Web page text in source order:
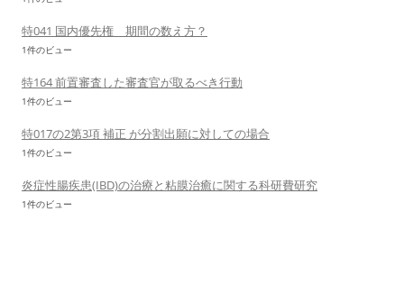
特041 国内優先権 期間の数え方？
1件のビュー
特164 前置審査した審査官が取るべき行動
1件のビュー
特017の2第3項 補正 が分割出願に対しての場合
1件のビュー
炎症性腸疾患(IBD)の治療と粘膜治癒に関する科研費研究
1件のビュー